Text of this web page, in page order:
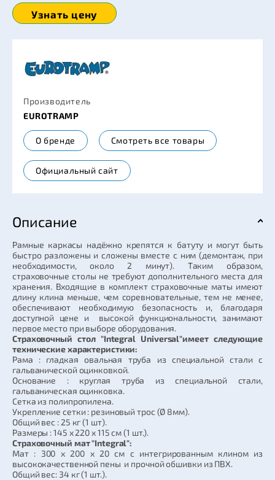
Узнать цену
Производитель
EUROTRAMP
О бренде Смотреть все товары
Официальный сайт
Описание
Рамные каркасы надёжно крепятся к батуту и могут быть
быстро разложены и сложены вместе с ним (демонтаж, при
необходимости, около 2 минут). Таким образом,
страховочные столы не требуют дополнительного места для
хранения. Входящие в комплект страховочные маты имеют
длину клина меньше, чем соревновательные, тем не менее,
обеспечивают необходимую безопасность и, благодаря
доступной цене и высокой функциональности, занимают
первое место при выборе оборудования.
Страховочный стол "Integral Universal"имеет следующие
технические характеристики:
Рама : гладкая овальная труба из специальной стали с
гальванической оцинковкой.
Основание : круглая труба из специальной стали,
гальваническая оцинковка.
Сетка из полипропилена.
Укрепление сетки : резиновый трос (Ø 8мм).
Общий вес : 25 кг (1 шт).
Размеры : 145 х 220 х 115 см (1 шт.).
Страховочный мат "Integral":
Мат : 300 х 200 х 20 см с интегрированным клином из
высококачественной пены и прочной обшивки из ПВХ.
Общий вес: 34 кг (1 шт.).